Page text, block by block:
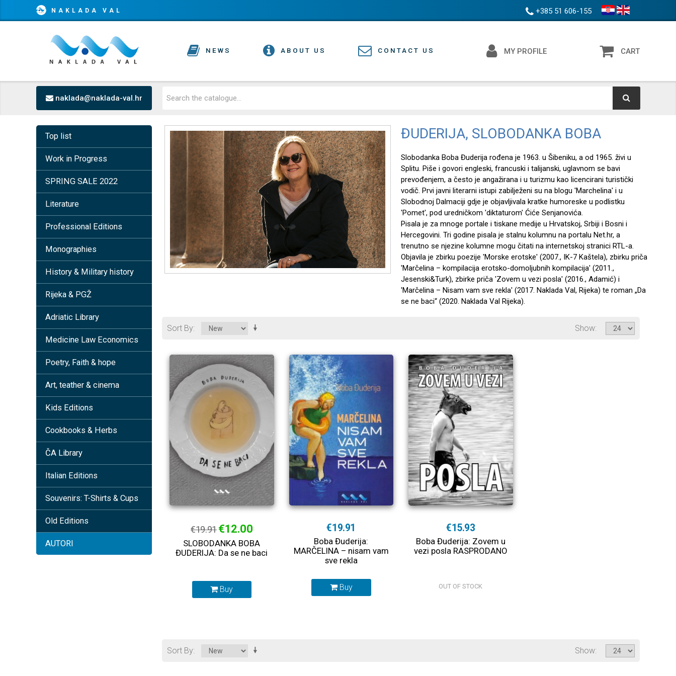
NAKLADA VAL +385 51 606-155
NEWS ABOUT US CONTACT US MY PROFILE CART
naklada@naklada-val.hr
ĐUDERIJA, SLOBODANKA BOBA
Slobodanka Boba Đuderija rođena je 1963. u Šibeniku, a od 1965. živi u
Splitu. Piše i govori engleski, francuski i talijanski, uglavnom se bavi
prevođenjem, a često je angažirana i u turizmu kao licencirani turistički
vodič. Prvi javni literarni istupi zabilježeni su na blogu 'Marchelina' i u
Slobodnoj Dalmaciji gdje je objavljivala kratke humoreske u podlistku
'Pomet', pod uredničkom 'diktaturom' Ćiće Senjanovića.
Pisala je za mnoge portale i tiskane medije u Hrvatskoj, Srbiji i Bosni i
Hercegovini. Tri godine pisala je stalnu kolumnu na portalu Net.hr, a
trenutno se njezine kolumne mogu čitati na internetskoj stranici RTL-a.
Objavila je zbirku poezije 'Morske erotske' (2007., IK-7 Kaštela), zbirku priča
'Marčelina – kompilacija erotsko-domoljubnih kompilacija' (2011.,
Jesenski&Turk), zbirke priča 'Zovem u vezi posla' (2016., Adamić) i
'Marčelina – Nisam vam sve rekla' (2017. Naklada Val, Rijeka) te roman „Da
se ne baci“ (2020. Naklada Val Rijeka).
Sort By Show
€19.91€12.00
SLOBODANKA BOBA
ĐUDERIJA: Da se ne baci
Buy
€19.91
Boba Đuderija:
MARČELINA – nisam vam
sve rekla
Buy
€15.93
Boba Đuderija: Zovem u
vezi posla RASPRODANO
OUT OF STOCK
Sort By Show
Top list
Work in Progress
SPRING SALE 2022
Literature
Professional Editions
Monographies
History & Military history
Rijeka & PGŽ
Adriatic Library
Medicine Law Economics
Poetry, Faith & hope
Art, teather & cinema
Kids Editions
Cookbooks & Herbs
ČA Library
Italian Editions
Souvenirs: T-Shirts & Cups
Old Editions
AUTORI